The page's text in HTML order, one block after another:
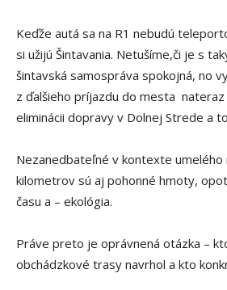
Keďže autá sa na R1 nebudú
si užijú Šintavania. Netušíme,či je s
šintavská samospráva spokojná, no
z ďalšieho príjazdu do mesta nateraz
eliminácii dopravy v Dolnej Strede a
Nezanedbateľné v kontexte umelého
kilometrov sú aj pohonné hmoty,
času a – ekológia.
Práve preto je oprávnená otázka –
obchádzkové trasy navrhol a kto